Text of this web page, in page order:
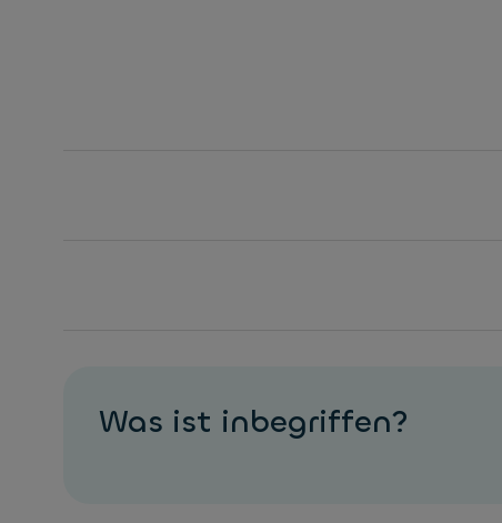
Was ist inbegriffen?